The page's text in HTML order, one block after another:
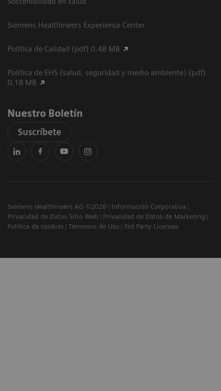
Siemens Healthineers Experience Center
Política de Calidad (pdf) 0.48 MB
Política de EHS (salud, seguridad y medio ambiente) (pdf)
0.18 MB
Nuestro Boletín
Suscríbete
Siemens Healthineers AG ©2026
Información Corporativa
Privacidad de Datos Sitio Web
Privacidad de Datos de Marketing
Política de cookies
Términos de Uso 3rd Party Licenses